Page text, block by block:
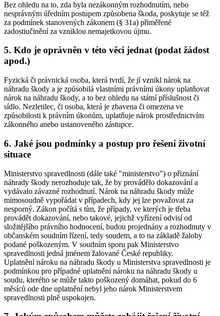
Bez ohledu na to, zda byla nezákonným rozhodnutím, nebo
nesprávným úředním postupem způsobena škoda, poskytuje se též
za podmínek stanovených zákonem (§ 31a) přiměřené
zadostiučinění za vzniklou nemajetkovou újmu.
5. Kdo je oprávněn v této věci jednat (podat žádost
apod.)
Fyzická či právnická osoba, která tvrdí, že jí vznikl nárok na
náhradu škody a je způsobilá vlastními právními úkony uplatňovat
nárok na náhradu škody, a to bez ohledu na státní příslušnost či
sídlo. Nezletilec, či osoba, která je zbavena či omezena ve
způsobilosti k právním úkonům, uplatňuje nárok prostřednictvím
zákonného anebo ustanoveného zástupce.
6. Jaké jsou podmínky a postup pro řešení životní
situace
Ministerstvo spravedlnosti (dále také "ministerstvo") o přiznání
náhrady škody nerozhoduje tak, že by provádělo dokazování a
vydávalo závazné rozhodnutí. Nárok na náhradu škody může
mimosoudně vypořádat v případech, kdy jej lze považovat za
nesporný. Zákon počítá s tím, že případy, ve kterých je třeba
provádět dokazování, nebo takové, jejichž vyřízení odvisí od
složitějšího právního hodnocení, budou projednány a rozhodnuty v
občanském soudním řízení, tedy soudem, a to na základě žaloby
podané poškozeným. V soudním sporu pak Ministerstvo
spravedlnosti jedná jménem žalované České republiky.
Uplatnění nároku na náhradu škody u Ministerstva spravedlnosti je
podmínkou pro případné uplatnění nároku na náhradu škody u
soudu, kterého se může takto poškozený domáhat, pokud do 6
měsíců ode dne uplatnění nebyl jeho nárok Ministerstvem
spravedlnosti plně uspokojen.